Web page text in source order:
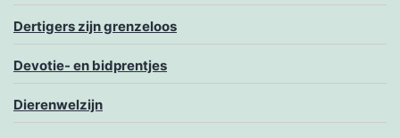
Dertigers zijn grenzeloos
Devotie- en bidprentjes
Dierenwelzijn